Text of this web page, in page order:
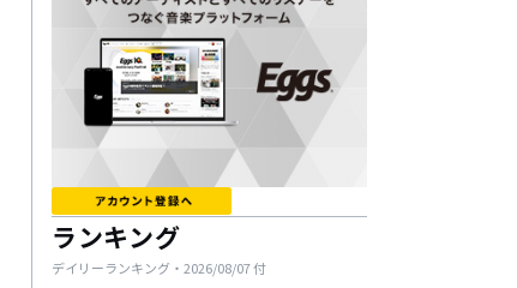
ランキング
デイリーランキング・ 2026/08/07付